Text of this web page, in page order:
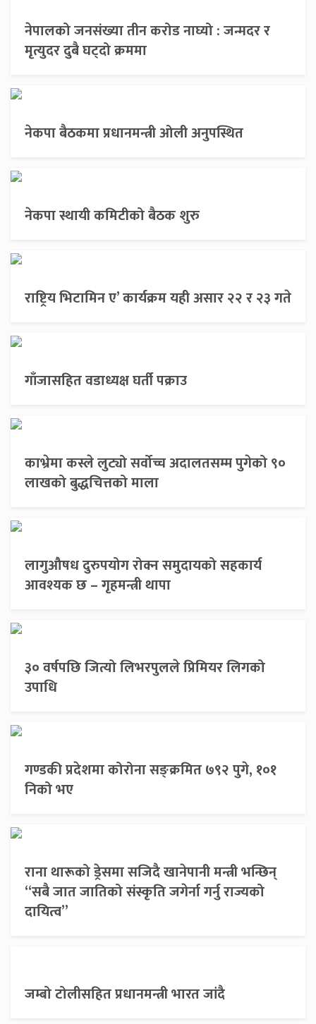
नेपालको जनसंख्या तीन करोड नाघ्यो : जन्मदर र
मृत्युदर दुबै घट्दो क्रममा
नेकपा बैठकमा प्रधानमन्त्री ओली अनुपस्थित
नेकपा स्थायी कमिटीको बैठक शुरु
राष्ट्रिय भिटामिन ए’ कार्यक्रम यही असार २२ र २३ गते
गाँजासहित वडाध्यक्ष घर्ती पक्राउ
काभ्रेमा कस्ले लुट्यो सर्वोच्च अदालतसम्म पुगेको ९०
लाखको बुद्धचित्तको माला
लागुऔषध दुरुपयोग रोक्न समुदायको सहकार्य
आवश्यक छ – गृहमन्त्री थापा
३० वर्षपछि जित्यो लिभरपुलले प्रिमियर लिगको
उपाधि
गण्डकी प्रदेशमा कोरोना सङ्क्रमित ७९२ पुगे, १०१
निको भए
राना थारूको ड्रेसमा सजिदै खानेपानी मन्त्री भन्छिन्
“सबै जात जातिको संस्कृति जगेर्ना गर्नु राज्यको
दायित्व”
जम्बो टोलीसहित प्रधानमन्त्री भारत जांदै